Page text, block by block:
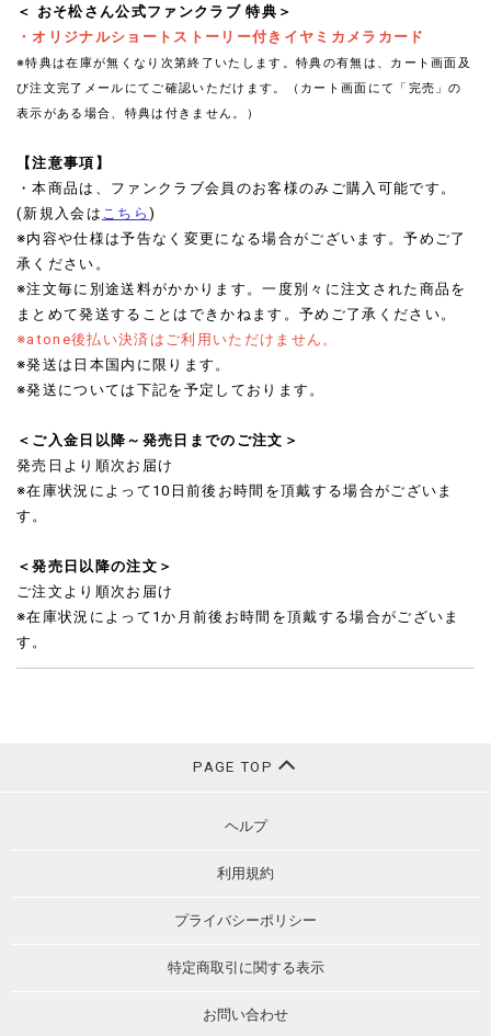
＜ おそ松さん公式ファンクラブ 特典＞
・オリジナルショートストーリー付きイヤミカメラカード
※特典は在庫が無くなり次第終了いたします。特典の有無は、カート画面及
び注文完了メールにてご確認いただけます。（カート画面にて「完売」の
表示がある場合、特典は付きません。）
【注意事項】
・本商品は、ファンクラブ会員のお客様のみご購入可能です。
(新規入会は こちら )
※内容や仕様は予告なく変更になる場合がございます。予めご了
承ください。
※注文毎に別途送料がかかります。一度別々に注文された商品を
まとめて発送することはできかねます。予めご了承ください。
※atone後払い決済はご利用いただけません。
※発送は日本国内に限ります。
※発送については下記を予定しております。
＜ご入金日以降～発売日までのご注文＞
発売日より順次お届け
※在庫状況によって10日前後お時間を頂戴する場合がございま
す。
＜発売日以降の注文＞
ご注文より順次お届け
※在庫状況によって1か月前後お時間を頂戴する場合がございま
す。
PAGE TOP
ヘルプ
利用規約
プライバシーポリシー
特定商取引に関する表示
お問い合わせ